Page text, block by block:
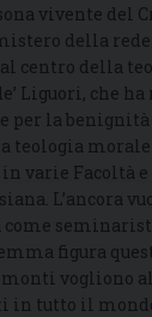
vivente del
della
centro della
Liguori, che
per la benignità
teologia morale
in varie Facoltà
L’ancora
figura
monti vogliono
in tutto il